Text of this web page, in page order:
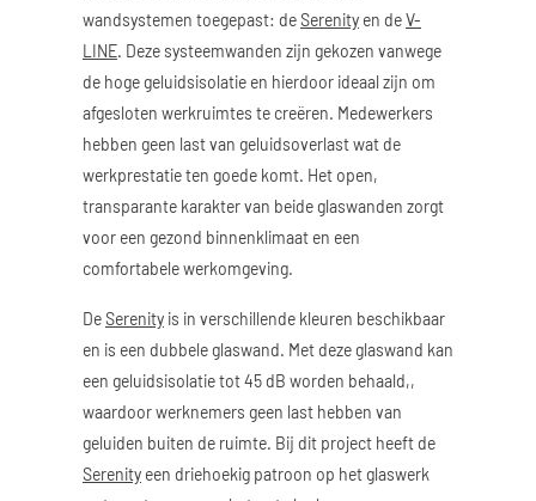
wandsystemen toegepast: deSerenity en deV-
LINE. Deze systeemwanden zijn gekozen vanwege
de hoge geluidsisolatie en hierdoor ideaal zijn om
afgesloten werkruimtes te creëren. Medewerkers
hebben geen last van geluidsoverlast wat de
werkprestatie ten goede komt. Het open,
transparante karakter van beide glaswanden zorgt
voor een gezond binnenklimaat en een
comfortabele werkomgeving.
DeSerenity is in verschillende kleuren beschikbaar
en is een dubbele glaswand. Met deze glaswand kan
een geluidsisolatie tot 45 dB worden behaald,,
waardoor werknemers geen last hebben van
geluiden buiten de ruimte. Bij dit project heeft de
Serenity een driehoekig patroon op het glaswerk